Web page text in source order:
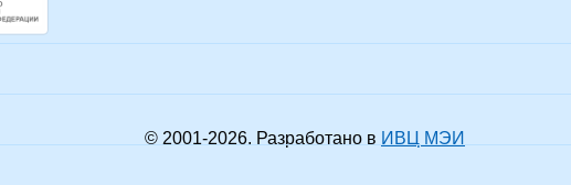
© 2001-2026. Разработано в ИВЦ МЭИ